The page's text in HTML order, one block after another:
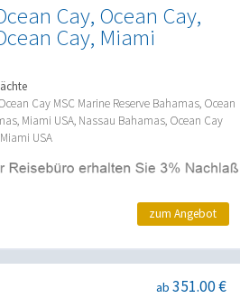
Cay, Ocean Cay,
Cay, Miami
Cay MSC Marine Reserve Bahamas, Ocean
Miami USA, Nassau Bahamas, Ocean Cay
USA
zum Angebot
ab 351.00 €